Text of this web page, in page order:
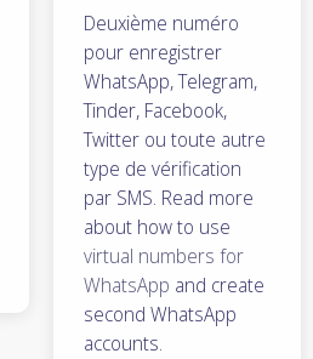
Deuxième numéro
pour enregistrer
WhatsApp, Telegram,
Tinder, Facebook,
Twitter ou toute autre
type de vérification
par SMS. Read more
about how to use
virtual numbers for
WhatsApp and create
second WhatsApp
accounts.